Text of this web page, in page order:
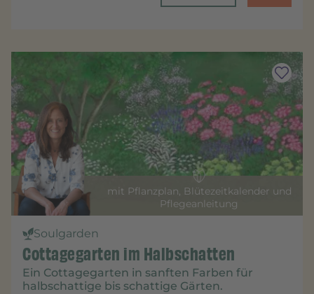
mit Pflanzplan, Blütezeitkalender und
Pflegeanleitung
Soulgarden
Cottagegarten im Halbschatten
Ein Cottagegarten in sanften Farben für
halbschattige bis schattige Gärten.